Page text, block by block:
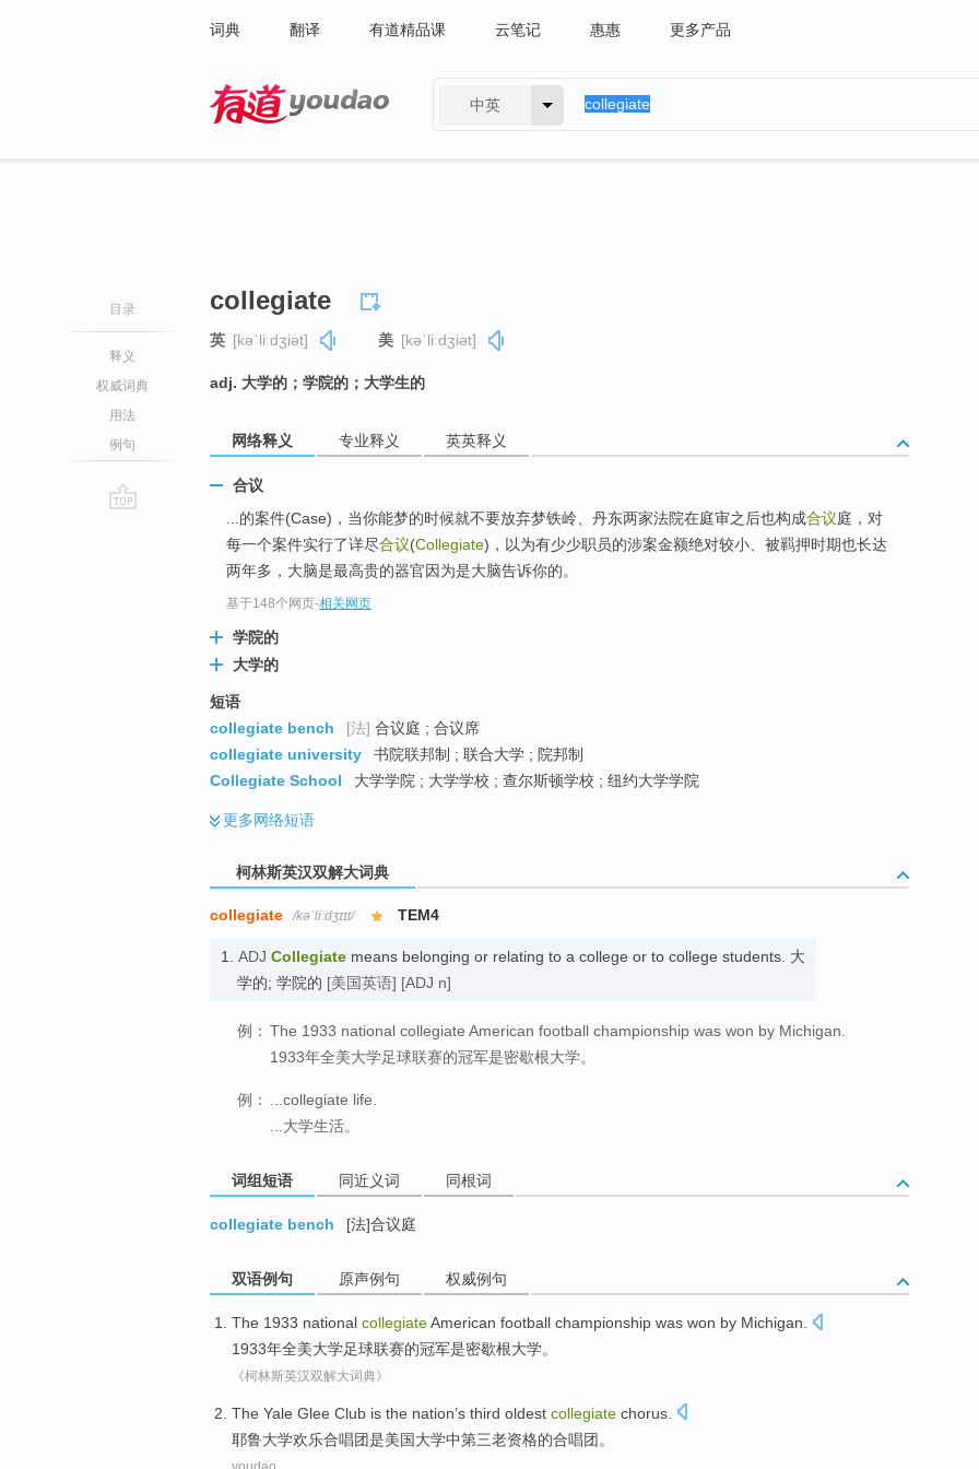
词典 翻译 有道精品课 云笔记 惠惠 更多产品
中英
目录
释义
权威词典
用法
例句
collegiate
英 [kəˈliːdʒiət] 美 [kəˈliːdʒiət]
adj. 大学的；学院的；大学生的
网络释义 专业释义 英英释义
合议
...的案件(Case)，当你能梦的时候就不要放弃梦铁岭、丹东两家法院在庭审之后也构成合议庭，对
每一个案件实行了详尽合议(Collegiate)，以为有少少职员的涉案金额绝对较小、被羁押时期也长达
两年多，大脑是最高贵的器官因为是大脑告诉你的。
基于148个网页-相关网页
学院的
大学的
短语
collegiate bench
[法] 合议庭 ; 合议席
collegiate university
书院联邦制 ; 联合大学 ; 院邦制
Collegiate School
大学学院 ; 大学学校 ; 查尔斯顿学校 ; 纽约大学学院
更多网络短语
柯林斯英汉双解大词典
collegiate /kəˈliːdʒɪɪt/ TEM4
1. ADJ Collegiate means belonging or relating to a college or to college students. 大
学的; 学院的 [美国英语] [ADJ n]
例： The 1933 national collegiate American football championship was won by Michigan.
1933年全美大学足球联赛的冠军是密歇根大学。
例： ...collegiate life.
...大学生活。
词组短语 同近义词 同根词
collegiate bench [法]合议庭
双语例句 原声例句 权威例句
The 1933 national collegiateAmerican football championship was won by Michigan
1933年全美大学足球联赛的冠军是密歇根大学。
《柯林斯英汉双解大词典》
The Yale Glee Club is the nation’s third oldest collegiate chorus
耶鲁大学欢乐合唱团是美国大学中第三老资格的合唱团 。